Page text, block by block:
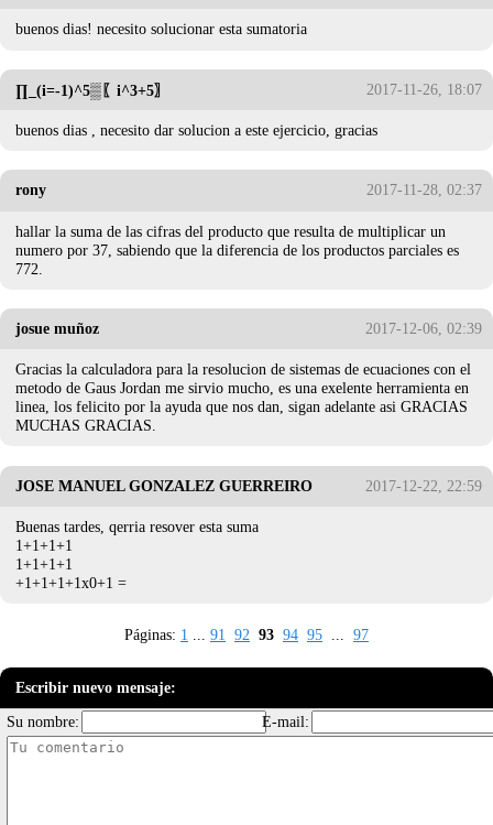
buenos dias! necesito solucionar esta sumatoria
∏_(i=-1)^5▒〖i^3+5〗 2017-11-26, 18:07
buenos dias , necesito dar solucion a este ejercicio, gracias
rony 2017-11-28, 02:37
hallar la suma de las cifras del producto que resulta de multiplicar un
numero por 37, sabiendo que la diferencia de los productos parciales es
772.
josue muñoz 2017-12-06, 02:39
Gracias la calculadora para la resolucion de sistemas de ecuaciones con el
metodo de Gaus Jordan me sirvio mucho, es una exelente herramienta en
linea, los felicito por la ayuda que nos dan, sigan adelante asi GRACIAS
MUCHAS GRACIAS.
JOSE MANUEL GONZALEZ GUERREIRO 2017-12-22, 22:59
Buenas tardes, qerria resover esta suma
1+1+1+1
1+1+1+1
+1+1+1+1x0+1 =
Páginas: 1 91 92 93 94 95 97
Escribir nuevo mensaje:
Su nombre:
E-mail: